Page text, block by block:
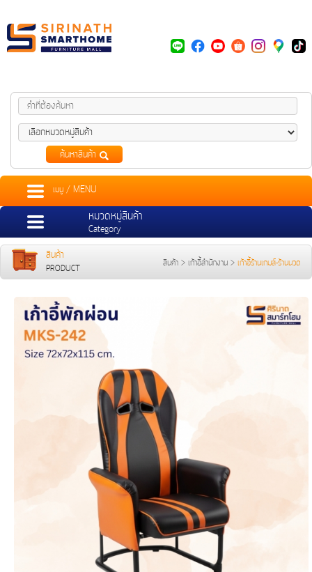
ค้นหาสินค้า
หมวดหมู่สินค้า
Category
เมนู / MENU
สินค้า
PRODUCT สินค้า > เก้าอี้สำนักงาน > เก้าอี้ร้านเกมส์-ร้านนวด